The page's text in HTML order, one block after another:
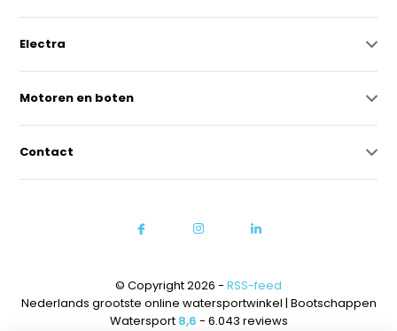
Electra
Motoren en boten
Contact
© Copyright 2026 - RSS-feed
Nederlands grootste online watersportwinkel | Bootschappen
Watersport 8,6 - 6.043 reviews